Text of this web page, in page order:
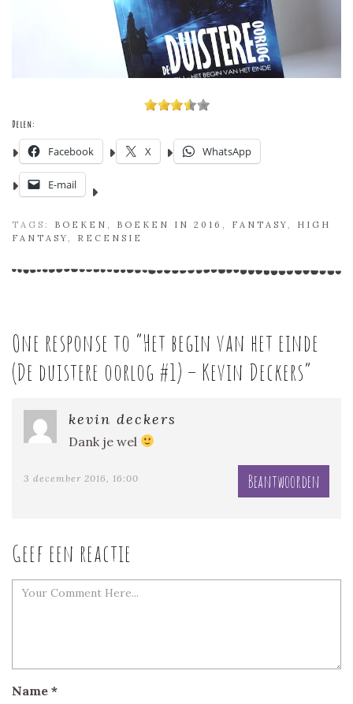
Delen:
Facebook X WhatsApp
E-mail
TAGS: BOEKEN BOEKEN IN 2016 FANTASY
HIGH
FANTASY
RECENSIE
One response to “Het begin van het einde
(De duistere oorlog #1) – Kevin Deckers”
kevin deckers
Dank je wel
3 december 2016, 16:00 Beantwoorden
Geef een reactie
Name *